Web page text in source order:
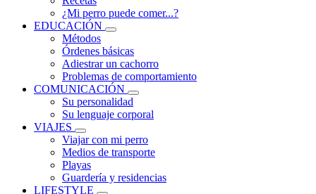
¿Mi perro puede comer...?
EDUCACIÓN
Métodos
Órdenes básicas
Adiestrar un cachorro
Problemas de comportamiento
COMUNICACIÓN
Su personalidad
Su lenguaje corporal
VIAJES
Viajar con mi perro
Medios de transporte
Playas
Guardería y residencias
LIFESTYLE